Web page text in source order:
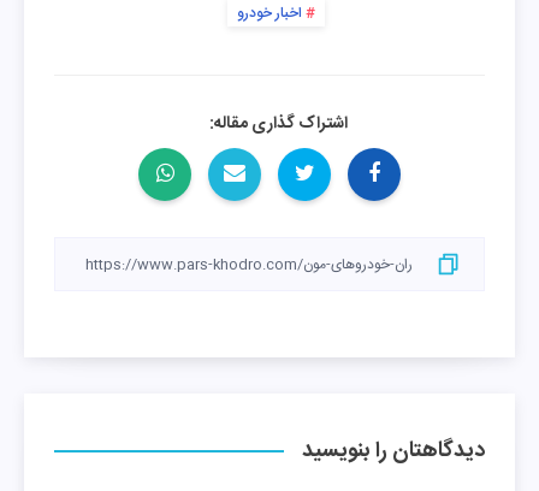
اخبار خودرو
اشتراک گذاری مقاله:
دیدگاهتان را بنویسید